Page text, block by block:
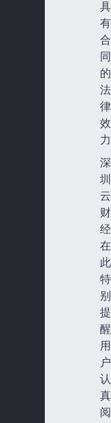
具
有
合
同
的
法
律
效
深
圳
云
财
经
在
此
特
别
提
醒
用
户
认
真
阅